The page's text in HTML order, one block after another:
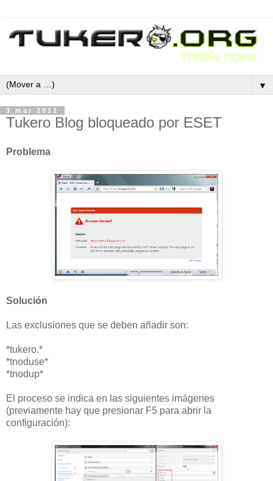
▼
3 mar 2012
Tukero Blog bloqueado por ESET
Problema
Solución
Las exclusiones que se deben añadir son:
*tukero.*
*tnoduse*
*tnodup*
El proceso se indica en las siguientes imágenes
(previamente hay que presionar F5 para abrir la
configuración):